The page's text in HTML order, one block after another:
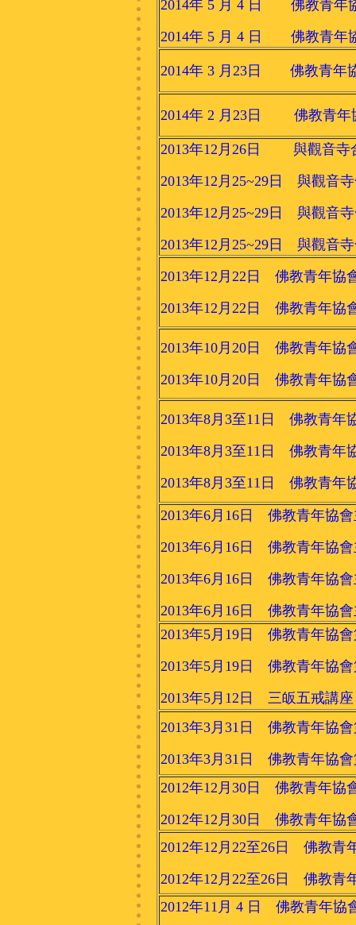
2014年 5 月 4 日 佛教青年
2014年 5 月 4 日 佛教青年
2014年 3 月23日 佛教青年
2014年 2 月23日 佛教青年
2013年12月26日 與觀音寺
2013年12月25~29日 與觀音
2013年12月25~29日 與觀音
2013年12月25~29日 與觀音
2013年12月22日 佛教青年協
2013年12月22日 佛教青年協
2013年10月20日 佛教青年協
2013年10月20日 佛教青年協
2013年8月3至11日 佛教青年
2013年8月3至11日 佛教青年
2013年8月3至11日 佛教青年
2013年6月16日 佛教青年協
2013年6月16日 佛教青年協
2013年6月16日 佛教青年協
2013年6月16日 佛教青年協
2013年5月19日 佛教青年協會
2013年5月19日 佛教青年協會
2013年5月12日 三皈五戒講
2013年3月31日 佛教青年協會
2013年3月31日 佛教青年協會
2012年12月30日 佛教青年協
2012年12月30日 佛教青年協
2012年12月22至26日 佛教青
2012年12月22至26日 佛教青
2012年11月 4 日 佛教青年協